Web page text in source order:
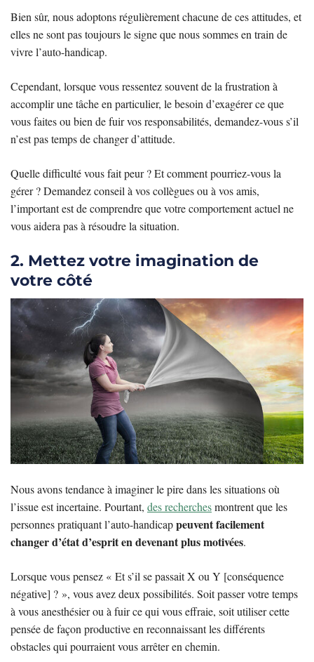
Bien sûr, nous adoptons régulièrement chacune de ces attitudes, et
elles ne sont pas toujours le signe que nous sommes en train de
vivre l’auto-handicap.
Cependant, lorsque vous ressentez souvent de la frustration à
accomplir une tâche en particulier, le besoin d’exagérer ce que
vous faites ou bien de fuir vos responsabilités, demandez-vous s’il
n’est pas temps de changer d’attitude.
Quelle difficulté vous fait peur ? Et comment pourriez-vous la
gérer ? Demandez conseil à vos collègues ou à vos amis,
l’important est de comprendre que votre comportement actuel ne
vous aidera pas à résoudre la situation.
2. Mettez votre imagination de
votre côté
Nous avons tendance à imaginer le pire dans les situations où
l’issue est incertaine. Pourtant, des recherchesmontrent que les
personnes pratiquant l’auto-handicappeuvent facilement
changer d’état d’esprit en devenant plus motivées.
Lorsque vous pensez « Et s’il se passait X ou Y [conséquence
négative] ? », vous avez deux possibilités. Soit passer votre temps
à vous anesthésier ou à fuir ce qui vous effraie, soit utiliser cette
pensée de façon productive en reconnaissant les différents
obstacles qui pourraient vous arrêter en chemin.